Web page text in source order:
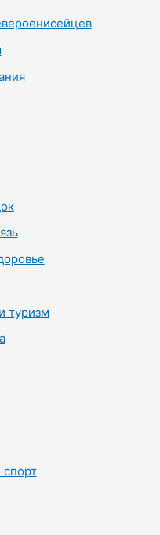
туризм
спорт